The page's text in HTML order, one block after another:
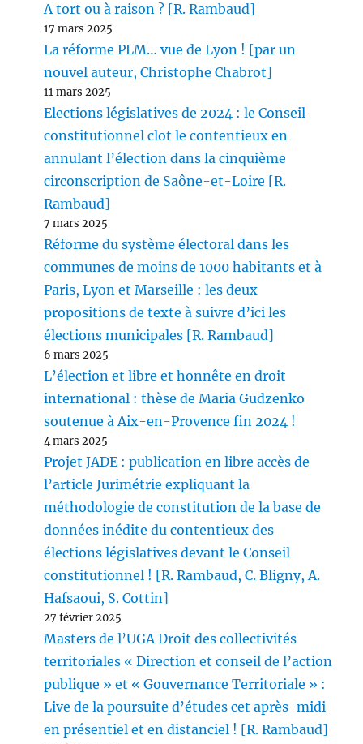
A tort ou à raison ? [R. Rambaud]
17 mars 2025
La réforme PLM… vue de Lyon ! [par un
nouvel auteur, Christophe Chabrot]
11 mars 2025
Elections législatives de 2024 : le Conseil
constitutionnel clot le contentieux en
annulant l’élection dans la cinquième
circonscription de Saône-et-Loire [R.
Rambaud]
7 mars 2025
Réforme du système électoral dans les
communes de moins de 1000 habitants et à
Paris, Lyon et Marseille : les deux
propositions de texte à suivre d’ici les
élections municipales [R. Rambaud]
6 mars 2025
L’élection et libre et honnête en droit
international : thèse de Maria Gudzenko
soutenue à Aix-en-Provence fin 2024 !
4 mars 2025
Projet JADE : publication en libre accès de
l’article Jurimétrie expliquant la
méthodologie de constitution de la base de
données inédite du contentieux des
élections législatives devant le Conseil
constitutionnel ! [R. Rambaud, C. Bligny, A.
Hafsaoui, S. Cottin]
27 février 2025
Masters de l’UGA Droit des collectivités
territoriales « Direction et conseil de l’action
publique » et « Gouvernance Territoriale » :
Live de la poursuite d’études cet après-midi
en présentiel et en distanciel ! [R. Rambaud]